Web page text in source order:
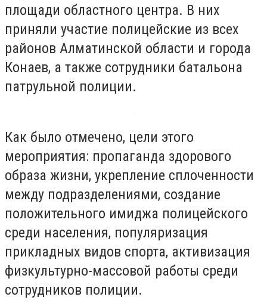
площади областного центра. В них
приняли участие полицейские из всех
районов Алматинской области и города
Конаев, а также сотрудники батальона
патрульной полиции.
Как было отмечено, цели этого
мероприятия: пропаганда здорового
образа жизни, укрепление сплоченности
между подразделениями, создание
положительного имиджа полицейского
среди населения, популяризация
прикладных видов спорта, активизация
физкультурно-массовой работы среди
сотрудников полиции.